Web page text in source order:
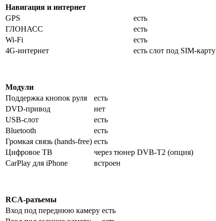
Навигация и интернет
GPS
есть
ГЛОНАСС
есть
Wi-Fi
есть
4G-интернет
есть слот под SIM-карту
Модули
Поддержка кнопок руля
есть
DVD-привод
нет
USB-слот
есть
Bluetooth
есть
Громкая связь (hands-free) есть
Цифровое ТВ
через тюнер DVB-T2 (опция)
CarPlay для iPhone
встроен
RCA-разъемы
Вход под переднюю камеру есть